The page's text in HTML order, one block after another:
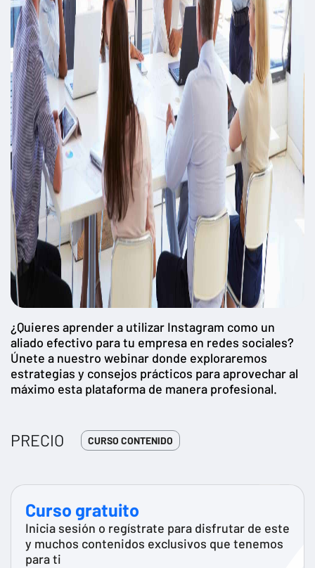
¿Quieres aprender a utilizar Instagram como un
aliado efectivo para tu empresa en redes sociales?
Únete a nuestro webinar donde exploraremos
estrategias y consejos prácticos para aprovechar al
máximo esta plataforma de manera profesional.
PRECIO CURSO CONTENIDO
Curso gratuito
Inicia sesión o regístrate para disfrutar de este
y muchos contenidos exclusivos que tenemos
para ti